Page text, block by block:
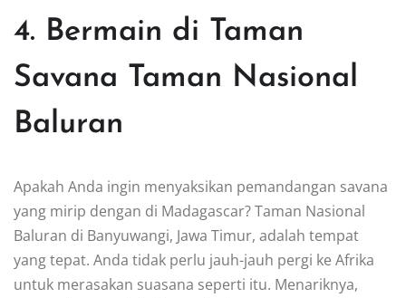
4. Bermain di Taman
Savana Taman Nasional
Baluran
Apakah Anda ingin menyaksikan pemandangan savana
yang mirip dengan di Madagascar? Taman Nasional
Baluran di Banyuwangi, Jawa Timur, adalah tempat
yang tepat. Anda tidak perlu jauh-jauh pergi ke Afrika
untuk merasakan suasana seperti itu. Menariknya,